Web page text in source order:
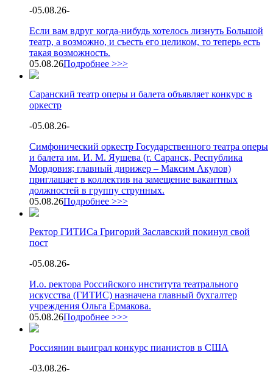
-05.08.26-
Если вам вдруг когда-нибудь хотелось лизнуть Большой
театр, а возможно, и съесть его целиком, то теперь есть
такая возможность.
05.08.26Подробнее >>>
Саранский театр оперы и балета объявляет конкурс в
оркестр
-05.08.26-
Симфонический оркестр Государственного театра оперы
и балета им. И. М. Яушева (г. Саранск, Республика
Мордовия; главный дирижер – Максим Акулов)
приглашает в коллектив на замещение вакантных
должностей в группу струнных.
05.08.26Подробнее >>>
Ректор ГИТИСа Григорий Заславский покинул свой
пост
-05.08.26-
И.о. ректора Российского института театрального
искусства (ГИТИС) назначена главный бухгалтер
учреждения Ольга Ермакова.
05.08.26Подробнее >>>
Россиянин выиграл конкурс пианистов в США
-03.08.26-